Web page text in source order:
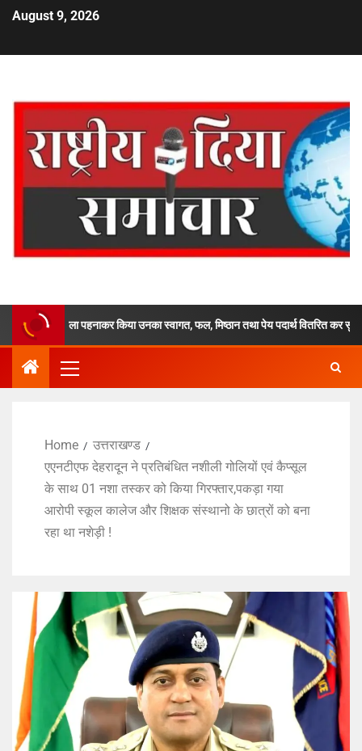
August 9, 2026
उनका स्वागत, फल, मिष्ठान तथा पेय पदार्थ वितरित कर सुरक्षित एवं सुगम यात्रा
Home
उत्तराखण्ड
एएनटीएफ देहरादून ने प्रतिबंधित नशीली गोलियों एवं कैप्सूल
के साथ 01 नशा तस्कर को किया गिरफ्तार,पकड़ा गया
आरोपी स्कूल कालेज और शिक्षक संस्थानो के छात्रों को बना
रहा था नशेड़ी !